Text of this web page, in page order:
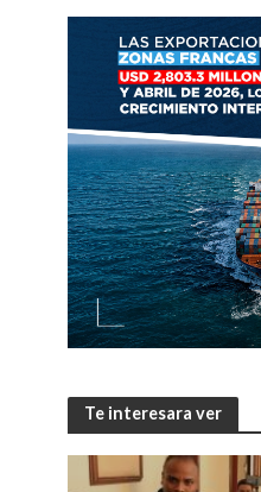
Te interesara ver